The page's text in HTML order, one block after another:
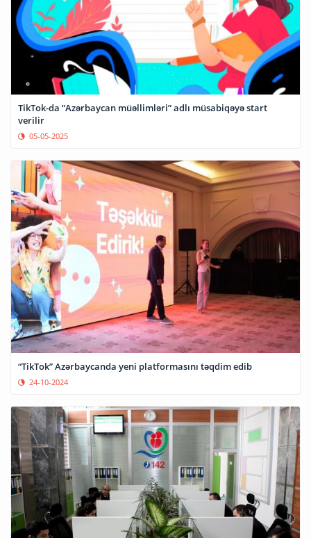
TikTok-da “Azərbaycan müəllimləri” adlı müsabiqəyə start
verilir
05-05-2025
“TikTok” Azərbaycanda yeni platformasını təqdim edib
24-10-2024